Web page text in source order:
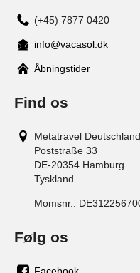
(+45) 7877 0420
info@vacasol.dk
Åbningstider
Find os
Metatravel
Poststraße 33
DE-20354 Hamburg
Tyskland
Momsnr.:
Følg os
Facebook